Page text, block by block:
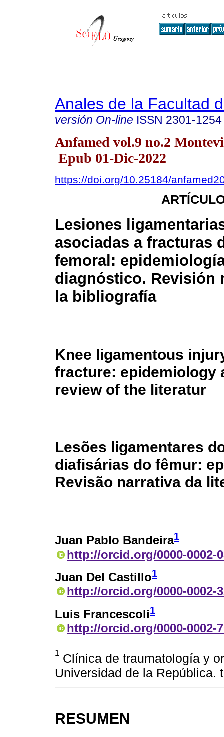
Anales de la Facultad
versión On-line ISSN 2301-1254
Anfamed vol.9 no.2
Epub 01-Dic-2022
https://doi.org/10.25184/
Lesiones
asociadas a fracturas
femoral:
diagnóstico. Revisión
la bibliografía
Knee ligamentous
fracture: epidemiology
review of the literatur
Lesões ligamentares
diafisárias do fêmur:
Revisão narrativa da
Juan Pablo Bandeira1
http://orcid.org/0000-0002-
Juan Del Castillo1
http://orcid.org/0000-0002-
Luis Francescoli1
http://orcid.org/0000-0002-
1 Clínica de traumatología y
Universidad de la República.
RESUMEN